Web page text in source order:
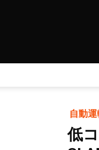
自動
低